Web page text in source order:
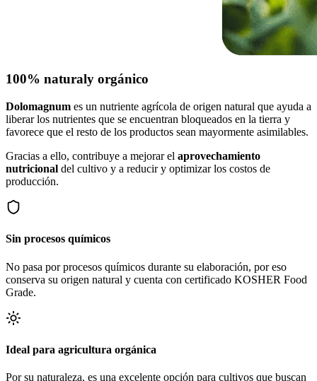
100% naturaly orgánico
Dolomagnum es un nutriente agrícola de origen natural que ayuda a
liberar los nutrientes que se encuentran bloqueados en la tierra y
favorece que el resto de los productos sean mayormente asimilables.
Gracias a ello, contribuye a mejorar el aprovechamiento
nutricional del cultivo y a reducir y optimizar los costos de
producción.
Sin procesos químicos
No pasa por procesos químicos durante su elaboración, por eso
conserva su origen natural y cuenta con certificado KOSHER Food
Grade.
Ideal para agricultura orgánica
Por su naturaleza, es una excelente opción para cultivos que buscan